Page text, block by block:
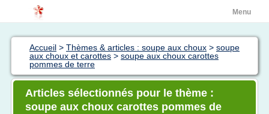
Menu
Accueil > Thèmes & articles : soupe aux choux > soupe
aux choux et carottes > soupe aux choux carottes
pommes de terre
Articles sélectionnés pour le thème :
soupe aux choux carottes pommes de